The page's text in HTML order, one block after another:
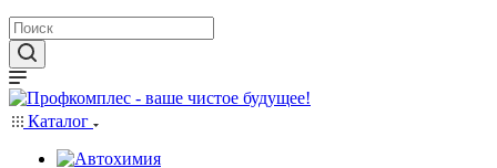
Каталог